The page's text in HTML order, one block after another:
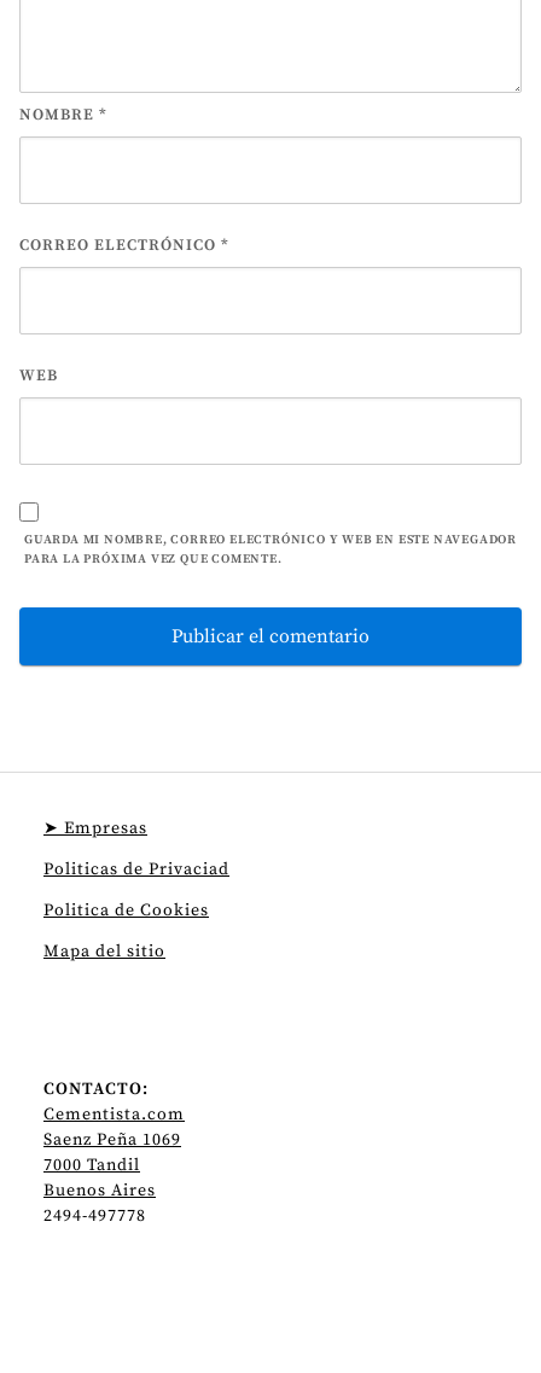
NOMBRE *
CORREO ELECTRÓNICO *
WEB
GUARDA MI NOMBRE, CORREO ELECTRÓNICO Y WEB EN ESTE NAVEGADOR
PARA LA PRÓXIMA VEZ QUE COMENTE.
➤ Empresas
Politicas de Privaciad
Politica de Cookies
Mapa del sitio
CONTACTO:
Cementista.com
Saenz Peña 1069
7000 Tandil
Buenos Aires
2494-497778